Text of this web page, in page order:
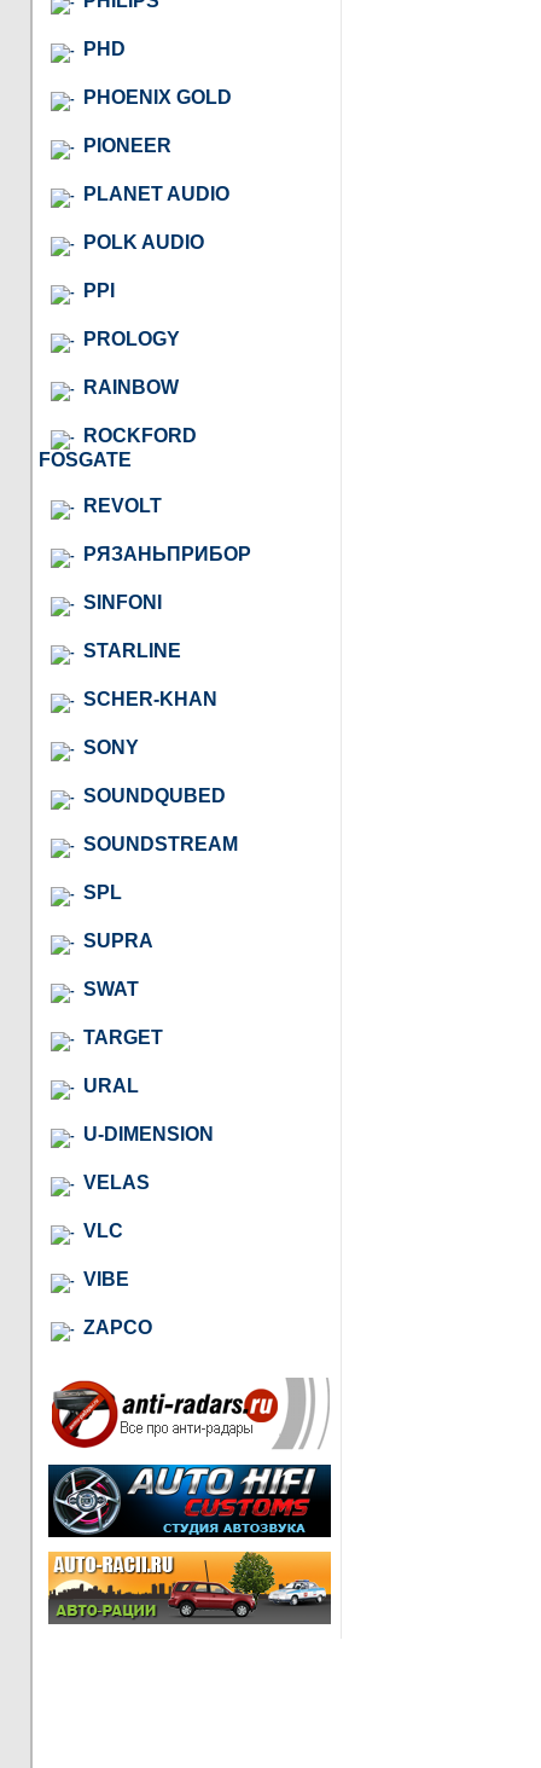
PHD
PHOENIX GOLD
PIONEER
PLANET AUDIO
POLK AUDIO
PPI
PROLOGY
RAINBOW
ROCKFORD
FOSGATE
REVOLT
РЯЗАНЬПРИБОР
SINFONI
STARLINE
SCHER-KHAN
SONY
SOUNDQUBED
SOUNDSTREAM
SPL
SUPRA
SWAT
TARGET
URAL
U-DIMENSION
VELAS
VLC
VIBE
ZAPCO